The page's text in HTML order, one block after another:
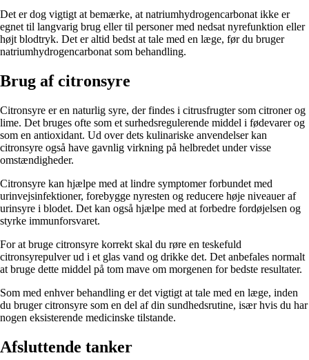
Det er dog vigtigt at bemærke, at natriumhydrogencarbonat ikke er
egnet til langvarig brug eller til personer med nedsat nyrefunktion eller
højt blodtryk. Det er altid bedst at tale med en læge, før du bruger
natriumhydrogencarbonat som behandling.
Brug af citronsyre
Citronsyre er en naturlig syre, der findes i citrusfrugter som citroner og
lime. Det bruges ofte som et surhedsregulerende middel i fødevarer og
som en antioxidant. Ud over dets kulinariske anvendelser kan
citronsyre også have gavnlig virkning på helbredet under visse
omstændigheder.
Citronsyre kan hjælpe med at lindre symptomer forbundet med
urinvejsinfektioner, forebygge nyresten og reducere høje niveauer af
urinsyre i blodet. Det kan også hjælpe med at forbedre fordøjelsen og
styrke immunforsvaret.
For at bruge citronsyre korrekt skal du røre en teskefuld
citronsyrepulver ud i et glas vand og drikke det. Det anbefales normalt
at bruge dette middel på tom mave om morgenen for bedste resultater.
Som med enhver behandling er det vigtigt at tale med en læge, inden
du bruger citronsyre som en del af din sundhedsrutine, især hvis du har
nogen eksisterende medicinske tilstande.
Afsluttende tanker